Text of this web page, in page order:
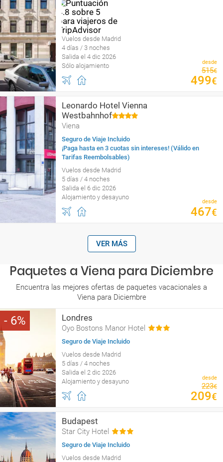
Vuelos desde Madrid
4 días / 3 noches
Salida el 4 dic 2026
Sólo alojamiento
desde
515€
499€
Leonardo Hotel Vienna
Westbahnhof
Viena
Seguro de Viaje Incluido
¡Paga hasta en 3 cuotas sin intereses! (Válido en
Tarifas Reembolsables)
Vuelos desde Madrid
5 días / 4 noches
Salida el 6 dic 2026
Alojamiento y desayuno
desde
467€
VER MÁS
Paquetes a Viena para Diciembre
Encuentra las mejores ofertas de paquetes vacacionales a
Viena para Diciembre
6 Londres
Oyo Bostons Manor Hotel
Seguro de Viaje Incluido
Vuelos desde Madrid
5 días / 4 noches
Salida el 2 dic 2026
Alojamiento y desayuno
desde
223€
209€
Budapest
Star City Hotel
Seguro de Viaje Incluido
Vuelos desde Madrid